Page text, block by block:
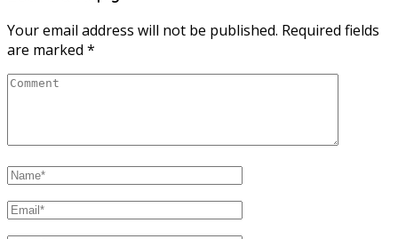
Your email address will not be published. Required fields
are marked *